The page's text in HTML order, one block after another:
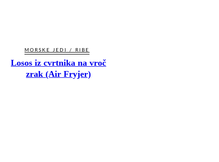
MORSKE JEDI / RIBE
Losos iz cvrtnika na vroč
zrak (Air Fryjer)